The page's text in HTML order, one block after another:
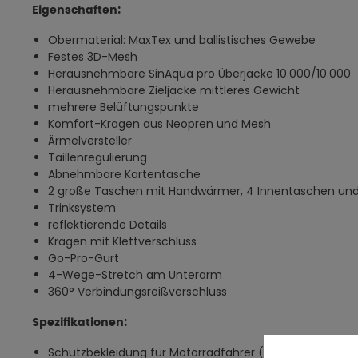
Eigenschaften:
Obermaterial: MaxTex und ballistisches Gewebe
Festes 3D-Mesh
Herausnehmbare SinAqua pro Überjacke 10.000/10.000
Herausnehmbare Zieljacke mittleres Gewicht
mehrere Belüftungspunkte
Komfort-Kragen aus Neopren und Mesh
Ärmelversteller
Taillenregulierung
Abnehmbare Kartentasche
2 große Taschen mit Handwärmer, 4 Innentaschen
Trinksystem
reflektierende Details
Kragen mit Klettverschluss
Go-Pro-Gurt
4-Wege-Stretch am Unterarm
360° Verbindungsreißverschluss
Spezifikationen:
Schutzbekleidung für Motorradfahrer (EN 17092-3:2020),